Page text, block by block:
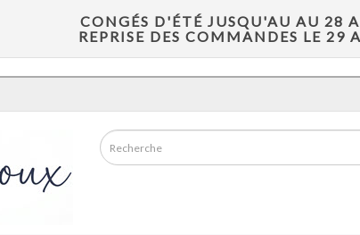
CONGÉS D'ÉTÉ JUSQU'AU AU 28
REPRISE DES COMMANDES LE 29